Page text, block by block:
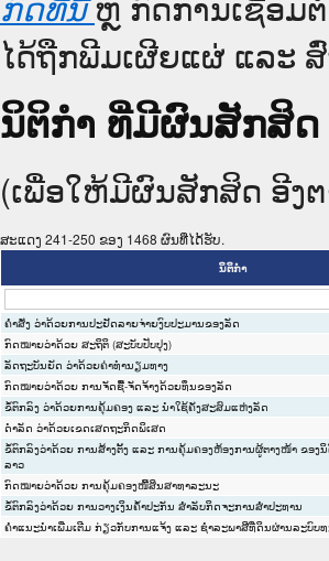
ໄດ້ຖືກພີມເຜີຍແຜ່ ແລະ
ນິຕິກໍາ ທີ່ມີຜົນສັກສິ
(ເພື່ອໃຫ້ມີຜົນສັກສິດ ອີງ
ສະແດງ 241-250 ຂອງ 1468 ຜົນທີ່ໄດ້ຮັບ.
ນິຕິກໍາ
ຄຳສັ່ງ ວ່າດ້ວຍການປະຢັດລາຍຈ່າຍງົບປະມານຂອງລັດ
ກົດໝາຍວ່າດ້ວຍ ສະຖິຕິ (ສະບັບປັບປຸງ)
ລັດຖະບັນຍັດ ວ່າດ້ວຍຄ່າທຳນຽມທາງ
ກົດໝາຍວ່າດ້ວຍ ການຈັດຊື້-ຈັດຈ້າງດ້ວຍທຶນຂອງລັດ
ຂໍ້ຕົກລົງ ວ່າດ້ວຍການຄຸ້ມຄອງ ແລະ ນຳໃຊ້ຄັງສະສົມແຫ່ງລັດ
ດຳລັດ ວ່າດ້ວຍເຂດເສດຖະກິດພິເສດ
ຂໍ້ຕົກລົງວ່າດ້ວຍ ການສ້າງຕັ້ງ ແລະ ການຄຸ້ມຄອງຫ້ອງການຜູ້ຕາງໜ້າ ຂອງ
ລາວ
ກົດໝາຍວ່າດ້ວຍ ການຄຸ້ມຄອງໜີ້ສິນສາທາລະນະ
ຂໍ້ຕົກລົງວ່າດ້ວຍ ການວາງເງິນຄໍ້າປະກັນ ສຳລັບກິດຈະການສຳປະທານ
ຄຳແນະນຳເພີ່ມເຕີມ ກ່ຽວກັບການແຈ້ງ ແລະ ຊຳລະພາສີທີ່ດິນຜ່ານລະບົບ